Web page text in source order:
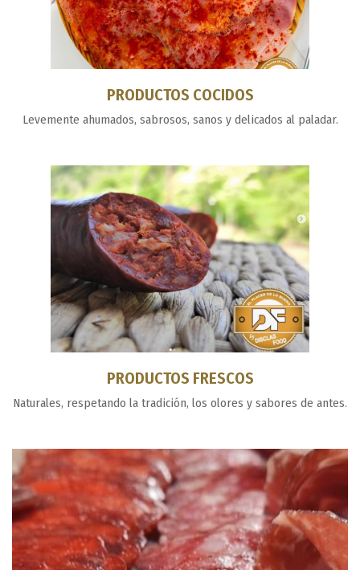
PRODUCTOS COCIDOS
Levemente ahumados, sabrosos, sanos y delicados al paladar.
PRODUCTOS FRESCOS
Naturales, respetando la tradición, los olores y sabores de antes.